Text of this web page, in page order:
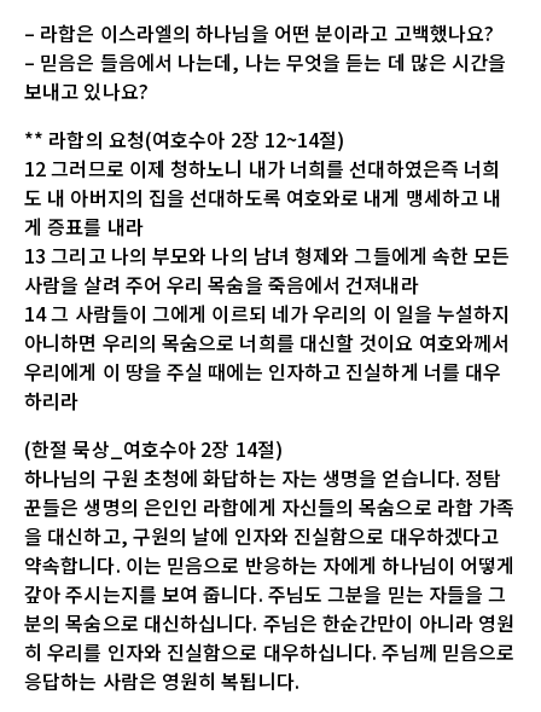
– 라합은 이스라엘의 하나님을 어떤 분이라고 고백했나요?
– 믿음은 들음에서 나는데, 나는 무엇을 듣는 데 많은 시간을
보내고 있나요?
** 라합의 요청(여호수아 2장 12~14절)
12 그러므로 이제 청하노니 내가 너희를 선대하였은즉 너희
도 내 아버지의 집을 선대하도록 여호와로 내게 맹세하고 내
게 증표를 내라
13 그리고 나의 부모와 나의 남녀 형제와 그들에게 속한 모든
사람을 살려 주어 우리 목숨을 죽음에서 건져내라
14 그 사람들이 그에게 이르되 네가 우리의 이 일을 누설하지
아니하면 우리의 목숨으로 너희를 대신할 것이요 여호와께서
우리에게 이 땅을 주실 때에는 인자하고 진실하게 너를 대우
하리라
(한절 묵상_여호수아 2장 14절)
하나님의 구원 초청에 화답하는 자는 생명을 얻습니다. 정탐
꾼들은 생명의 은인인 라합에게 자신들의 목숨으로 라합 가족
을 대신하고, 구원의 날에 인자와 진실함으로 대우하겠다고
약속합니다. 이는 믿음으로 반응하는 자에게 하나님이 어떻게
갚아 주시는지를 보여 줍니다. 주님도 그분을 믿는 자들을 그
분의 목숨으로 대신하십니다. 주님은 한순간만이 아니라 영원
히 우리를 인자와 진실함으로 대우하십니다. 주님께 믿음으로
응답하는 사람은 영원히 복됩니다.